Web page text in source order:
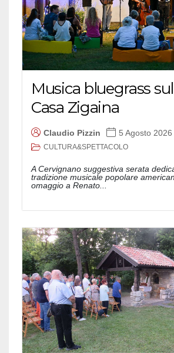
Musica bluegrass
Casa Zigaina
Claudio Pizzin 5 Agosto 2026
CULTURA&SPETTACOLO
A Cervignano suggestiva serata
tradizione musicale popolare
omaggio a Renato...